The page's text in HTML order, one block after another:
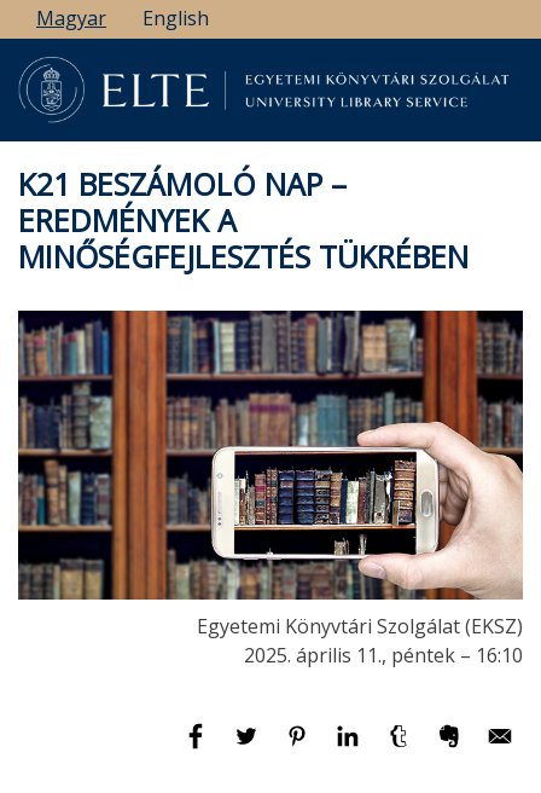
Ugrás
a
tartalomra
Magyar English
K21 BESZÁMOLÓ NAP –
EREDMÉNYEK A
MINŐSÉGFEJLESZTÉS TÜKRÉBEN
Egyetemi Könyvtári Szolgálat (EKSZ)
2025. április 11., péntek – 16:10